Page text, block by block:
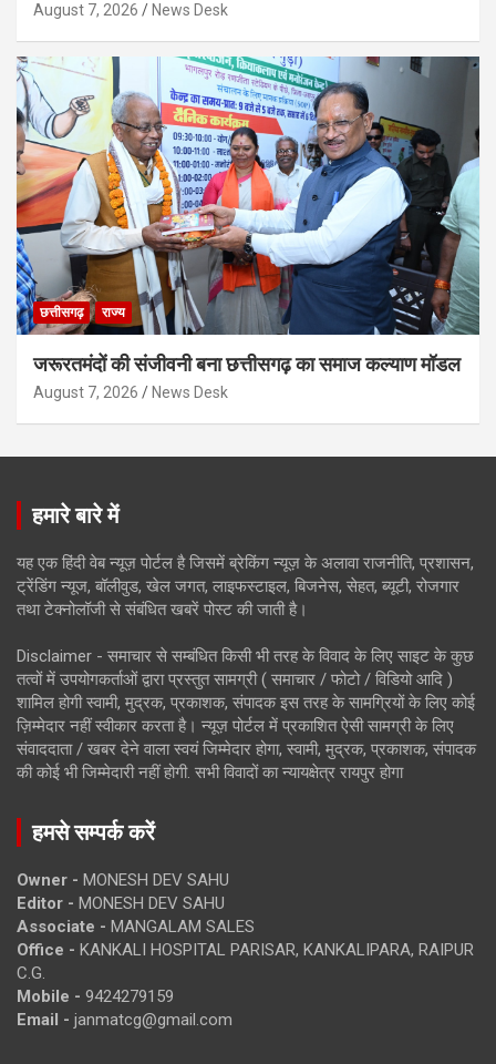
August 7, 2026 News Desk
छत्तीसगढ़ राज्य
जरूरतमंदों की संजीवनी बना छत्तीसगढ़ का समाज कल्याण मॉडल
August 7, 2026 News Desk
हमारे बारे में
यह एक हिंदी वेब न्यूज़ पोर्टल है जिसमें ब्रेकिंग न्यूज़ के अलावा राजनीति, प्रशासन,
ट्रेंडिंग न्यूज, बॉलीवुड, खेल जगत, लाइफस्टाइल, बिजनेस, सेहत, ब्यूटी, रोजगार
तथा टेक्नोलॉजी से संबंधित खबरें पोस्ट की जाती है।
Disclaimer - समाचार से सम्बंधित किसी भी तरह के विवाद के लिए साइट के कुछ
तत्वों में उपयोगकर्ताओं द्वारा प्रस्तुत सामग्री ( समाचार / फोटो / विडियो आदि )
शामिल होगी स्वामी, मुद्रक, प्रकाशक, संपादक इस तरह के सामग्रियों के लिए कोई
ज़िम्मेदार नहीं स्वीकार करता है। न्यूज़ पोर्टल में प्रकाशित ऐसी सामग्री के लिए
संवाददाता / खबर देने वाला स्वयं जिम्मेदार होगा, स्वामी, मुद्रक, प्रकाशक, संपादक
की कोई भी जिम्मेदारी नहीं होगी. सभी विवादों का न्यायक्षेत्र रायपुर होगा
हमसे सम्पर्क करें
Owner - MONESH DEV SAHU
Editor - MONESH DEV SAHU
Associate - MANGALAM SALES
Office - KANKALI HOSPITAL PARISAR, KANKALIPARA, RAIPUR
C.G.
Mobile - 9424279159
Email - janmatcg@gmail.com